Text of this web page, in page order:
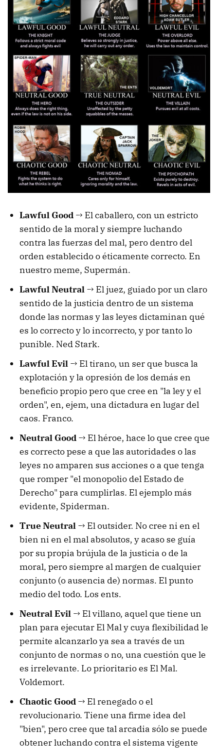
Lawful Good → El caballero, con un estricto
sentido de la moral y siempre luchando
contra las fuerzas del mal, pero dentro del
orden establecido o éticamente correcto. En
nuestro meme, Supermán.
Lawful Neutral → El juez, guiado por un claro
sentido de la justicia dentro de un sistema
donde las normas y las leyes dictaminan qué
es lo correcto y lo incorrecto, y por tanto lo
punible. Ned Stark.
Lawful Evil → El tirano, un ser que busca la
explotación y la opresión de los demás en
beneficio propio pero que cree en "la ley y el
orden", en, ejem, una dictadura en lugar del
caos. Franco.
Neutral Good → El héroe, hace lo que cree que
es correcto pese a que las autoridades o las
leyes no amparen sus acciones o a que tenga
que romper "el monopolio del Estado de
Derecho" para cumplirlas. El ejemplo más
evidente, Spiderman.
True Neutral → El outsider. No cree ni en el
bien ni en el mal absolutos, y acaso se guía
por su propia brújula de la justicia o de la
moral, pero siempre al margen de cualquier
conjunto (o ausencia de) normas. El punto
medio del todo. Los ents.
Neutral Evil → El villano, aquel que tiene un
plan para ejecutar El Mal y cuya flexibilidad le
permite alcanzarlo ya sea a través de un
conjunto de normas o no, una cuestión que le
es irrelevante. Lo prioritario es El Mal.
Voldemort.
Chaotic Good → El renegado o el
revolucionario. Tiene una firme idea del
"bien", pero cree que tal arcadia sólo se puede
obtener luchando contra el sistema vigente